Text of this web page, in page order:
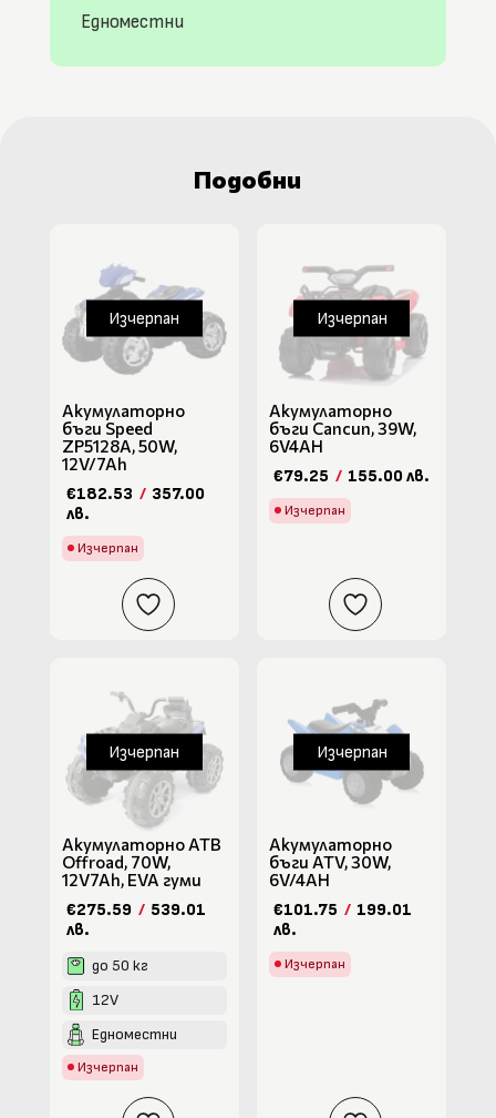
Едноместни
Подобни
Изчерпан
Акумулаторно
бъги Speed
ZP5128A, 50W,
12V/7Ah
€182.53 / 357.00
лв.
Изчерпан
Изчерпан
Акумулаторно
бъги Cancun, 39W,
6V4AH
€79.25 / 155.00 лв.
Изчерпан
Изчерпан
Акумулаторно АТВ
Offroad, 70W,
12V7Ah, EVA гуми
€275.59 / 539.01
лв.
до 50 кг
12V
Едноместни
Изчерпан
Изчерпан
Акумулаторно
бъги ATV, 30W,
6V/4АН
€101.75 / 199.01
лв.
Изчерпан